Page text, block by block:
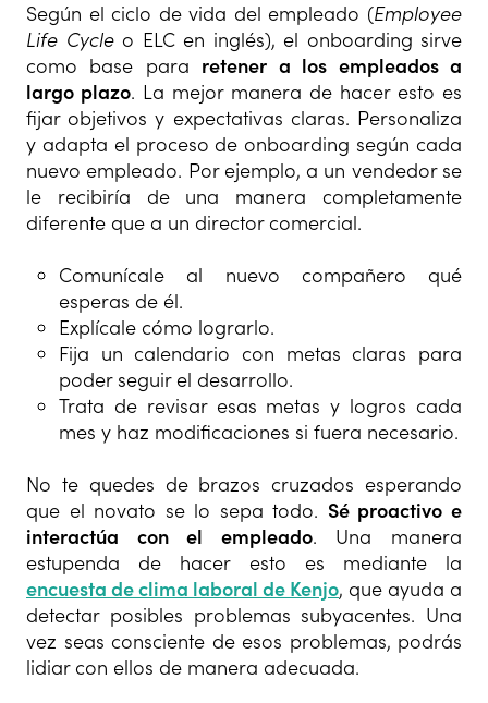
Según el ciclo de vida del empleado (Employee
Life Cycleo ELC en inglés), el onboarding sirve
como base para retener a los empleados a
largo plazo. La mejor manera de hacer esto es
fijar objetivos y expectativas claras. Personaliza
y adapta el proceso de onboarding según cada
nuevo empleado. Por ejemplo, a un vendedor se
le recibiría de una manera completamente
diferente que a un director comercial.
Comunícale al nuevo compañero qué
esperas de él.
Explícale cómo lograrlo.
Fija un calendario con metas claras para
poder seguir el desarrollo.
Trata de revisar esas metas y logros cada
mes y haz modificaciones si fuera necesario.
No te quedes de brazos cruzados esperando
que el novato se lo sepa todo. Sé proactivo e
interactúa con el empleado. Una manera
estupenda de hacer esto es mediante la
encuesta de clima laboral de Kenjo, que ayuda a
detectar posibles problemas subyacentes. Una
vez seas consciente de esos problemas, podrás
lidiar con ellos de manera adecuada.